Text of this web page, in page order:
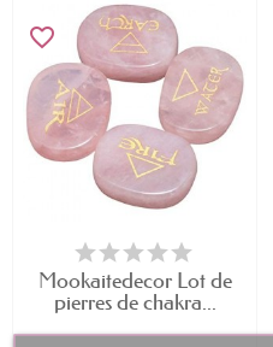
favorite_border
Mookaitedecor Lot de
pierres de chakra...